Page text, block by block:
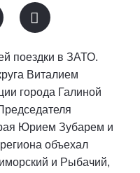
поездки в ЗАТО.
Виталием
города Галиной
Юрием Зубарем и
объехал
и Рыбачий,